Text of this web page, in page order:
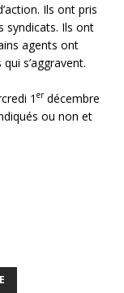
Ils ont pris
syndicats. Ils ont
agents ont
s’aggravent.
1 erdécembre
ou non et